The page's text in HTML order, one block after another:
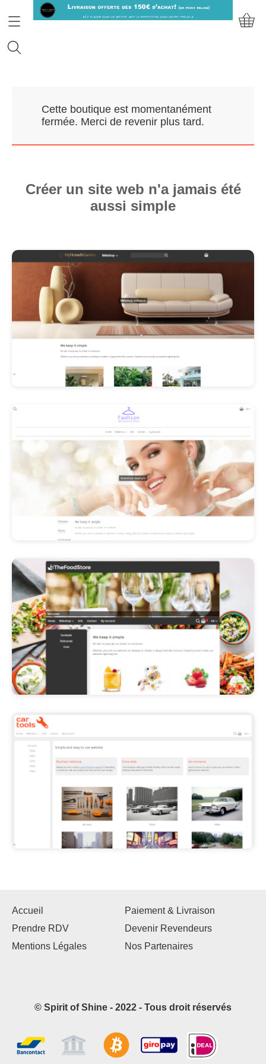
Prendre RDV
Nos Marques
Contact
E-Boutique
Les Promos!
Polishangel Belgium
Cette boutique est momentanément
fermée. Merci de revenir plus tard.
Créer un site web n'a jamais été
aussi simple
Accueil
Paiement & Livraison
Prendre RDV
Devenir Revendeurs
Mentions Légales
Nos Partenaires
© Spirit of Shine - 2022 - Tous droit réservés